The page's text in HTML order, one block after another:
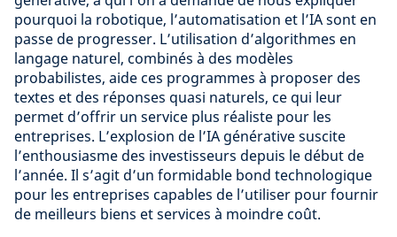
pourquoi la robotique, l’automatisation et l’IA sont en
passe de progresser. L’utilisation d’algorithmes en
langage naturel, combinés à des modèles
probabilistes, aide ces programmes à proposer des
textes et des réponses quasi naturels, ce qui leur
permet d’offrir un service plus réaliste pour les
entreprises. L’explosion de l’IA générative suscite
l’enthousiasme des investisseurs depuis le début de
l’année. Il s’agit d’un formidable bond technologique
pour les entreprises capables de l’utiliser pour fournir
de meilleurs biens et services à moindre coût.